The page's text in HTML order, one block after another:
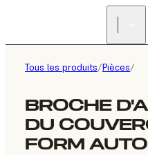
Tous les produits/Pièces/
BROCHE
DU
FORM AUTO